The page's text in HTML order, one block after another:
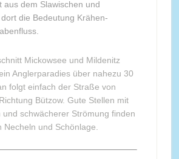
aus dem Slawischen und
die Bedeutung Krähen-
Mickowsee und Mildenitz
Anglerparadies über nahezu 30
folgt einfach der Straße von
Bützow. Gute Stellen mit
und schwächerer Strömung finden
Necheln und Schönlage.